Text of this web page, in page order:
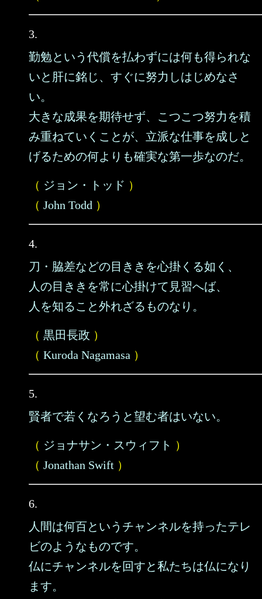
3.
勤勉という代償を払わずには何も得られな
いと肝に銘じ、すぐに努力しはじめなさ
い。
大きな成果を期待せず、こつこつ努力を積
み重ねていくことが、立派な仕事を成しと
げるための何よりも確実な第一歩なのだ。
（ ジョン・トッド ）
（ John Todd ）
4.
刀・脇差などの目ききを心掛くる如く、
人の目ききを常に心掛けて見習へば、
人を知ること外れざるものなり。
（ 黒田長政 ）
（ Kuroda Nagamasa ）
5.
賢者で若くなろうと望む者はいない。
（ ジョナサン・スウィフト ）
（ Jonathan Swift ）
6.
人間は何百というチャンネルを持ったテレ
ビのようなものです。
仏にチャンネルを回すと私たちは仏になり
ます。